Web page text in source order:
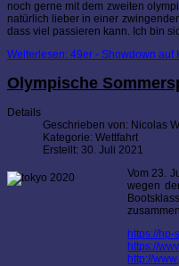
noch gerne mit dem zweiten
natürlich lieber in einer
dass viel passieren kann. Ich bin
Weiterlesen: 49er - Showdown auf
Olympische
Details
Geschrieben von: Nicolas
Kategorie: Wettfahrt
Erstellt: 30. Juli 2021
Vom 23.
wegen
https://hp-
https://
http://